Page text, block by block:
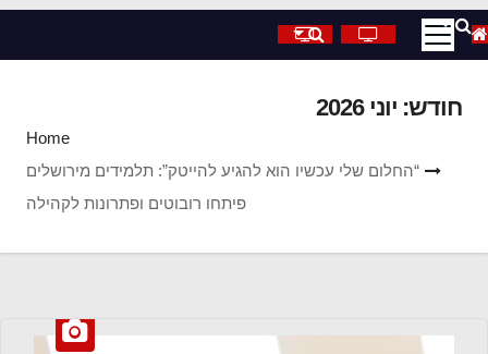
חודש: יוני 2026
Home
“החלום שלי עכשיו הוא להגיע להייטק”: תלמידים מירושלים
פיתחו רובוטים ופתרונות לקהילה